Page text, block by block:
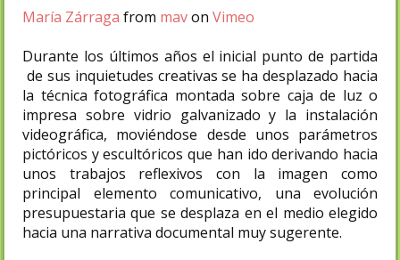
Marí­a Zárraga from mavon Vimeo
Durante los últimos años el inicial punto de partida
de sus inquietudes creativas se ha desplazado hacia
la técnica fotográfica montada sobre caja de luz o
impresa sobre vidrio galvanizado y la instalación
videográfica, moviéndose desde unos parámetros
pictóricos y escultóricos que han ido derivando hacia
unos trabajos reflexivos con la imagen como
principal elemento comunicativo, una evolución
presupuestaria que se desplaza en el medio elegido
hacia una narrativa documental muy sugerente.